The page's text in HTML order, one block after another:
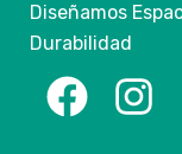
Diseñamos
Durabilidad